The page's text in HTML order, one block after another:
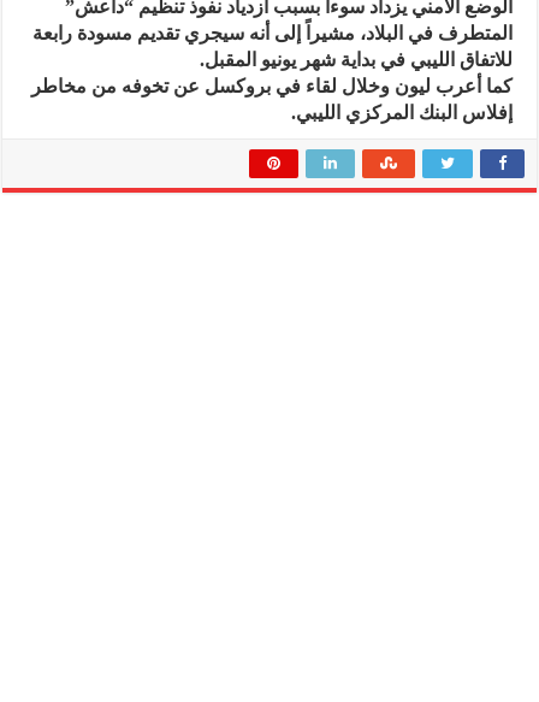
الوضع الأمني يزداد سوءاً بسبب ازدياد نفوذ تنظيم “داعش”
المتطرف في البلاد، مشيراً إلى أنه سيجري تقديم مسودة رابعة
للاتفاق الليبي في بداية شهر يونيو المقبل.
كما أعرب ليون وخلال لقاء في بروكسل عن تخوفه من مخاطر
إفلاس البنك المركزي الليبي.